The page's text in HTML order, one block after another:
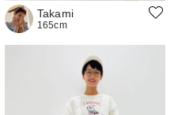
Takami
165cm